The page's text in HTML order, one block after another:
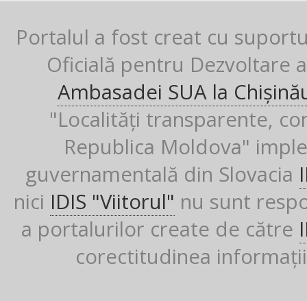
Portalul a fost creat cu
Oficială pentru Dezvoltare
Ambasadei SUA la
"Localități transparente,
Republica Moldova"
guvernamentală din Slovacia
nici IDIS "Viitorul" nu sunt
a portalurilor create de către
corectitudinea